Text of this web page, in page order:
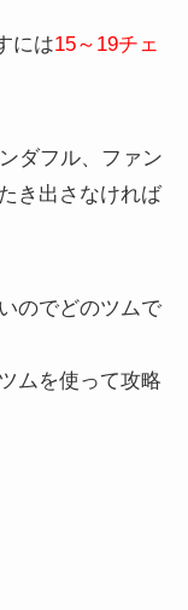
には15～19チェ
ダフル、ファン
き出さなければ
のでどのツムで
ムを使って攻略